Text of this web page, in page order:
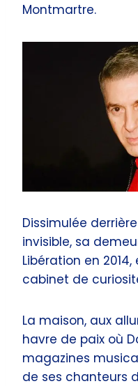
Montmartre.
Dissimulée
invisible, sa
Libération en
cabinet de
La maison, aux
havre de paix où
magazines
de ses chanteurs